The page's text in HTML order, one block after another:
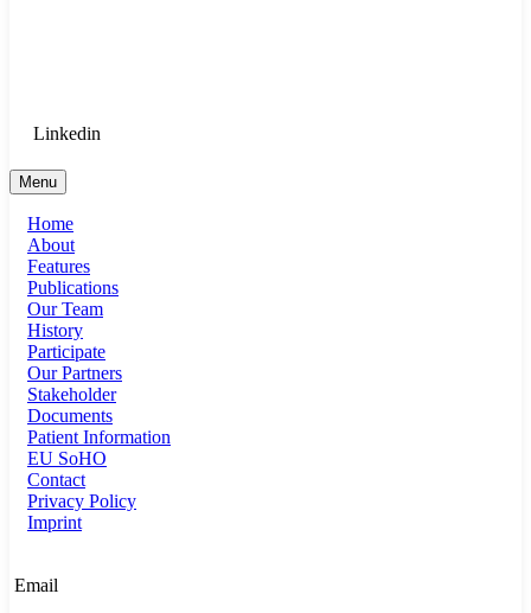
Linkedin
Menu
Home
About
Features
Publications
Our Team
History
Participate
Our Partners
Stakeholder
Documents
Patient Information
EU SoHO
Contact
Privacy Policy
Imprint
Email